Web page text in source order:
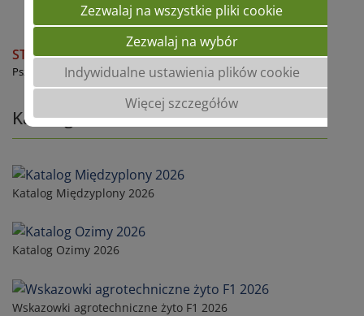
Katalogi
Katalog Międzyplony 2026
Katalog Ozimy 2026
Wskazowki agrotechniczne żyto F1 2026
STR PACEA
Pszenica jakościowa
Zezwalaj na wszystkie pliki cookie
Zezwalaj na wybór
Indywidualne ustawienia plików cookie
Więcej szczegółów